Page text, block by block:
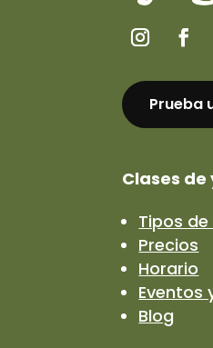
Prueba
Clases
Tipos
Precios
Horario
Eventos
Blog